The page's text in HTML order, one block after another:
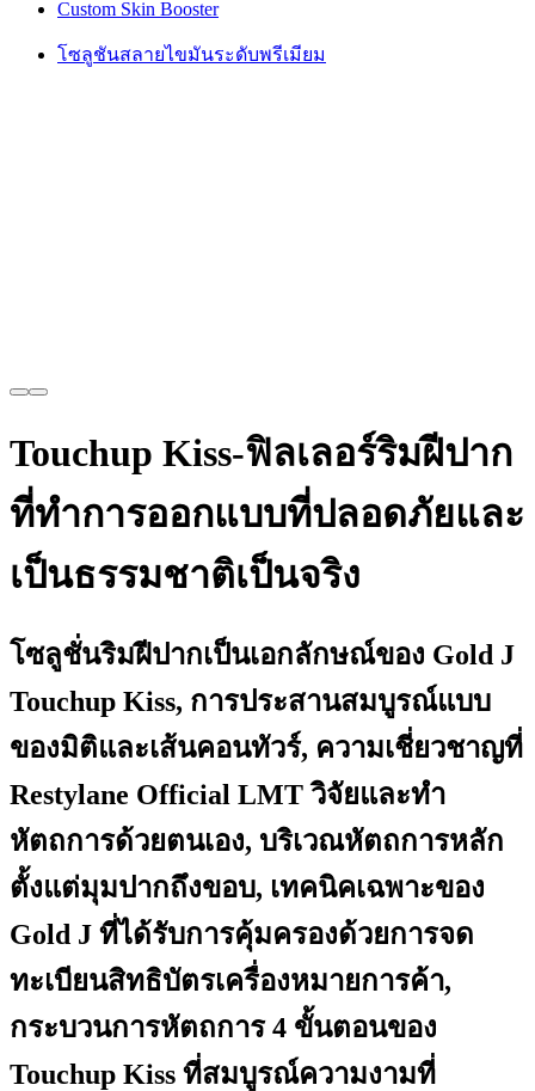
Custom Skin Booster
โซลูชันสลายไขมันระดับพรีเมียม
Touchup Kiss-ฟิลเลอร์ริมฝีปาก
ที่ทำการออกแบบที่ปลอดภัยและ
เป็นธรรมชาติเป็นจริง
โซลูชั่นริมฝีปากเป็นเอกลักษณ์ของ Gold J
Touchup Kiss, การประสานสมบูรณ์แบบ
ของมิติและเส้นคอนทัวร์, ความเชี่ยวชาญที่
Restylane Official LMT วิจัยและทำ
หัตถการด้วยตนเอง, บริเวณหัตถการหลัก
ตั้งแต่มุมปากถึงขอบ, เทคนิคเฉพาะของ
Gold J ที่ได้รับการคุ้มครองด้วยการจด
ทะเบียนสิทธิบัตรเครื่องหมายการค้า,
กระบวนการหัตถการ 4 ขั้นตอนของ
Touchup Kiss ที่สมบูรณ์ความงามที่